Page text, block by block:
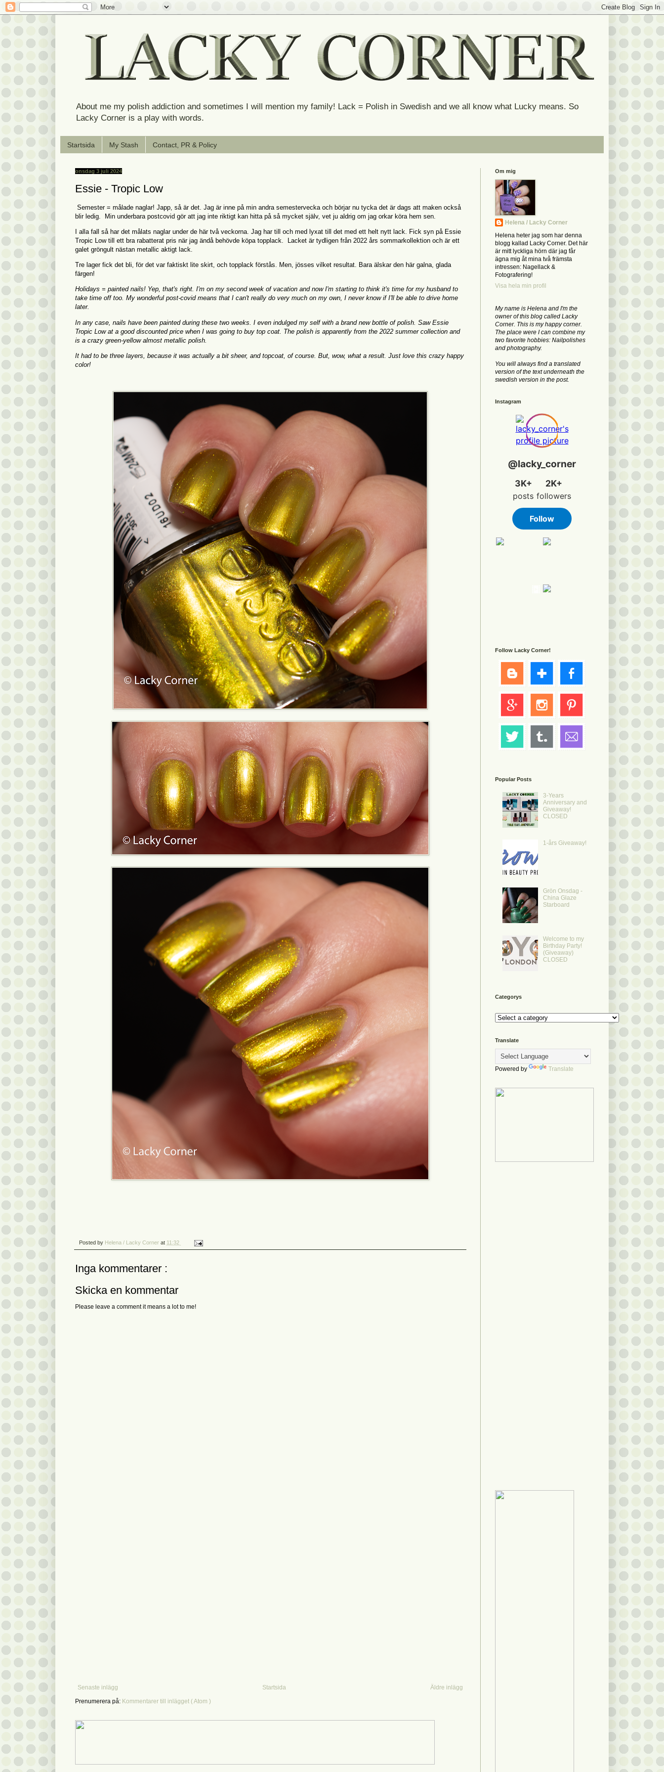
About me my polish addiction and sometimes I will mention my family! Lack = Polish in Swedish and we all know what Lucky means. So
Lacky Corner is a play with words.
Startsida My Stash Contact, PR & Policy
onsdag 3 juli 2024
Essie - Tropic Low
Semester = målade naglar! Japp, så är det. Jag är inne på min andra semestervecka och börjar nu tycka det är dags att maken också
blir ledig. Min underbara postcovid gör att jag inte riktigt kan hitta på så mycket själv, vet ju aldrig om jag orkar köra hem sen.
I alla fall så har det målats naglar under de här två veckorna. Jag har till och med lyxat till det med ett helt nytt lack. Fick syn på Essie
Tropic Low till ett bra rabatterat pris när jag ändå behövde köpa topplack. Lacket är tydligen från 2022 års sommarkollektion och är ett
galet gröngult nästan metallic aktigt lack.
Tre lager fick det bli, för det var faktiskt lite skirt, och topplack förstås. Men, jösses vilket resultat. Bara älskar den här galna, glada
färgen!
Holidays = painted nails! Yep, that's right. I'm on my second week of vacation and now I'm starting to think it's time for my husband to
take time off too. My wonderful post-covid means that I can't really do very much on my own, I never know if I'll be able to drive home
later.
In any case, nails have been painted during these two weeks. I even indulged my self with a brand new bottle of polish. Saw Essie
Tropic Low at a good discounted price when I was going to buy top coat. The polish is apparently from the 2022 summer collection and
is a crazy green-yellow almost metallic polish.
It had to be three layers, because it was actually a bit sheer, and topcoat, of course. But, wow, what a result. Just love this crazy happy
color!
Posted by Helena / Lacky Corner at 11:32
Inga kommentarer :
Skicka en kommentar
Please leave a comment it means a lot to me!
Senaste inlägg Äldre inlägg
Startsida
Prenumerera på: Kommentarer till inlägget ( Atom )
Om mig
Helena / Lacky Corner
Helena heter jag som har denna
blogg kallad Lacky Corner. Det här
är mitt lyckliga hörn där jag får
ägna mig åt mina två främsta
intressen: Nagellack &
Fotografering!
Visa hela min profil
My name is Helena and I'm the
owner of this blog called Lacky
Corner. This is my happy corner.
The place were I can combine my
two favorite hobbies: Nailpolishes
and photography.
You will always find a translated
version of the text underneath the
swedish version in the post.
Instagram
Follow Lacky Corner!
Popular Posts
3-Years
Anniversary and
Giveaway!
CLOSED
1-års Giveaway!
Grön Onsdag -
China Glaze
Starboard
Welcome to my
Birthday Party!
(Giveaway)
CLOSED
Categorys
Translate
Powered by Translate